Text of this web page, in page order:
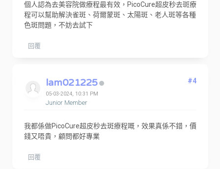
個人認為去美容院做療程最有效，PicoCure超皮秒去斑療
程可以幫助解決雀斑、荷爾蒙斑、太陽斑、老人斑等各種
色斑問題，不妨去試下
回覆
lam021225
05-03-2024, 10:31 PM
Junior Member
#4
我都係做PicoCure超皮秒去斑療程嘅，效果真係不錯，價
錢又唔貴，顧問都好專業
回覆